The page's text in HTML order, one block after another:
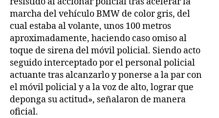
marcha del vehículo BMW de color gris, del
cual estaba al volante, unos 100 metros
aproximadamente, haciendo caso omiso al
toque de sirena del móvil policial. Siendo acto
seguido interceptado por el personal policial
actuante tras alcanzarlo y ponerse a la par con
el móvil policial y a la voz de alto, lograr que
deponga su actitud», señalaron de manera
oficial.